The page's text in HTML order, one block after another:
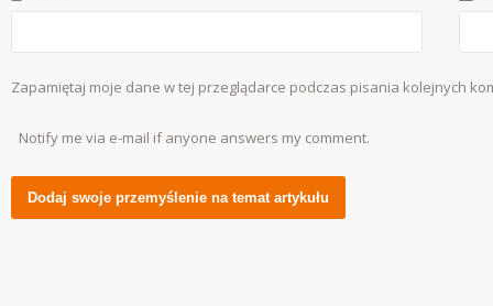
Zapamiętaj moje dane w tej przeglądarce podczas pisania kolejnych
Notify me via e-mail if anyone answers my comment.